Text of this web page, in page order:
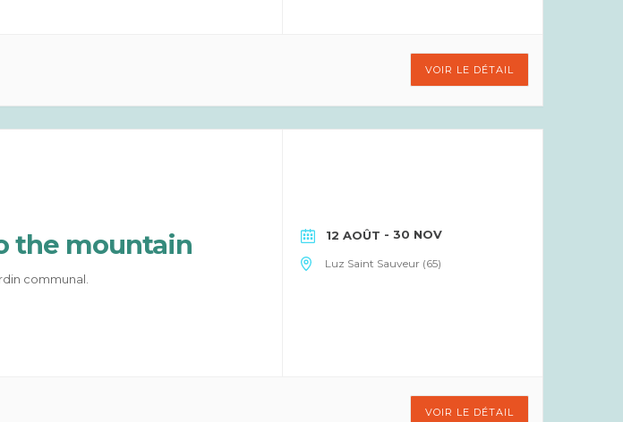
VOIR LE DÉTAIL
the mountain
communal.
12 AOÛT - 30 NOV
Luz Saint Sauveur (65)
VOIR LE DÉTAIL